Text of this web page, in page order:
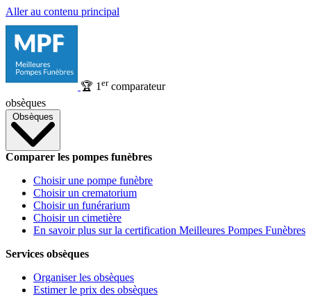
Aller au contenu principal
🏆 1 ercomparateur
obsèques
Obsèques
Comparer les pompes funèbres
Choisir une pompe funèbre
Choisir un crematorium
Choisir un funérarium
Choisir un cimetière
En savoir plus sur la certification Meilleures Pompes Funèbres
Services obsèques
Organiser les obsèques
Estimer le prix des obsèques